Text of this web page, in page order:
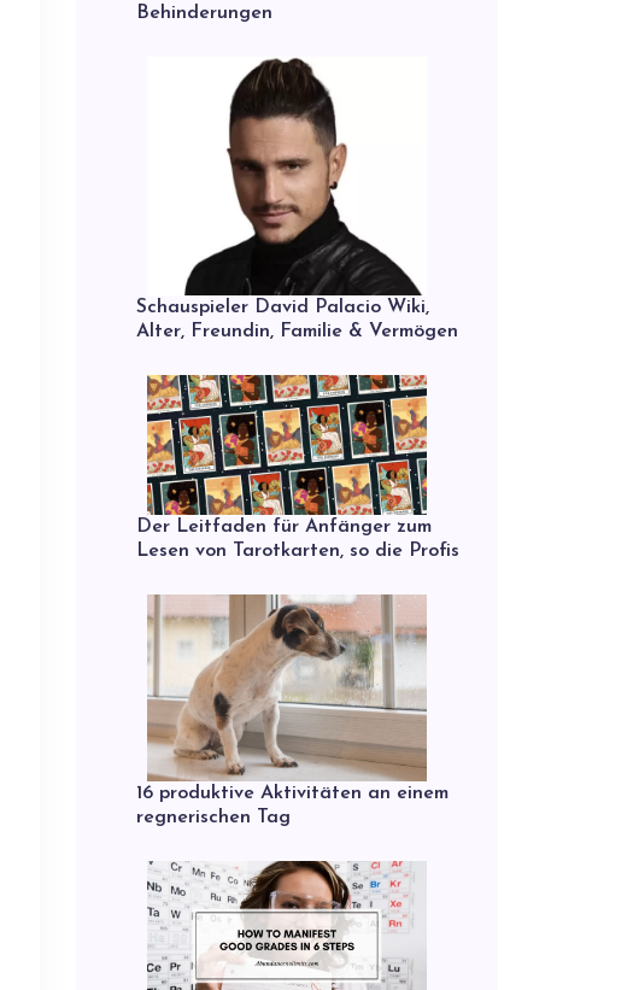
Behinderungen
Schauspieler David Palacio Wiki,
Alter, Freundin, Familie & Vermögen
Der Leitfaden für Anfänger zum
Lesen von Tarotkarten, so die Profis
16 produktive Aktivitäten an einem
regnerischen Tag